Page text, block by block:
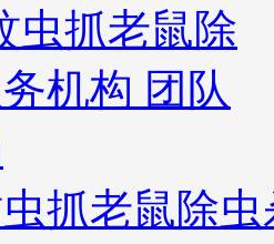
抓老鼠除